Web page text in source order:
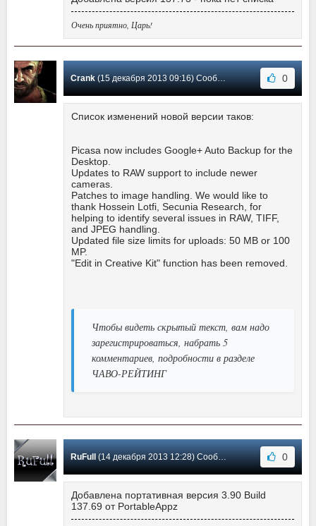
Очень приятно, Царь!
Crank(15 декабря 2013 09:16) Сообщение #154 0
Список изменений новой версии таков:
Picasa now includes Google+ Auto Backup for the
Desktop.
Updates to RAW support to include newer
cameras.
Patches to image handling. We would like to
thank Hossein Lotfi, Secunia Research, for
helping to identify several issues in RAW, TIFF,
and JPEG handling.
Updated file size limits for uploads: 50 MB or 100
MP.
"Edit in Creative Kit" function has been removed.
Чтобы видеть скрытый текст, вам надо
зарегистрироваться, набрать 5
комментариев, подробности в разделе
ЧАВО-РЕЙТИНГ
RuFull (14 декабря 2013 12:28) Сообщение #153 0
Добавлена портативная версия 3.90 Build
137.69 от PortableAppz